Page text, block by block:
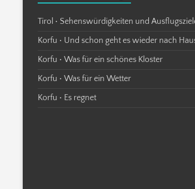
Tirol • Sehenswürdigkeiten und
Korfu • Und schon geht es wieder nach
Korfu • Was für ein schönes Kloster
Korfu • Was für ein Wetter
Korfu • Es regnet